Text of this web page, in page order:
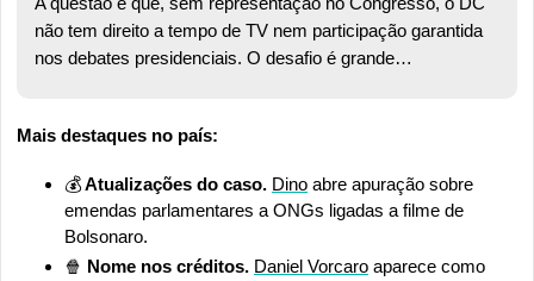
não tem direito a tempo de TV nem participação garantida
nos debates presidenciais. O desafio é grande…
Mais destaques no país:
💰 Atualizações do caso. Dino abre apuração sobre
emendas parlamentares a ONGs ligadas a filme de
Bolsonaro.
🍿 Nome nos créditos. Daniel Vorcaro aparece como